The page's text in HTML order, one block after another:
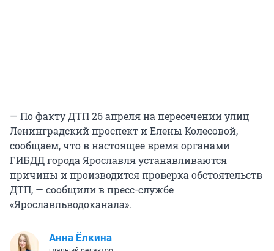
— По факту ДТП 26 апреля на пересечении улиц
Ленинградский проспект и Елены Колесовой,
сообщаем, что в настоящее время органами
ГИБДД города Ярославля устанавливаются
причины и производится проверка обстоятельств
ДТП, — сообщили в пресс-службе
«Ярославльводоканала».
Анна Ёлкина